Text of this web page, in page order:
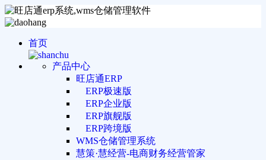
首页
产品中心
旺店通ERP
ERP极速版
ERP企业版
ERP旗舰版
ERP跨境版
WMS仓储管理系统
慧策·慧经营-电商财务经营管家